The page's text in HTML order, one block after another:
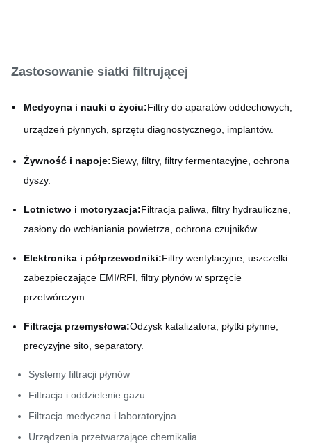
Zastosowanie siatki filtrującej
Medycyna i nauki o życiu:Filtry do aparatów oddechowych,
urządzeń płynnych, sprzętu diagnostycznego, implantów.
Żywność i napoje:Siewy, filtry, filtry fermentacyjne, ochrona
dyszy.
Lotnictwo i motoryzacja:Filtracja paliwa, filtry hydrauliczne,
zasłony do wchłaniania powietrza, ochrona czujników.
Elektronika i półprzewodniki:Filtry wentylacyjne, uszczelki
zabezpieczające EMI/RFI, filtry płynów w sprzęcie
przetwórczym.
Filtracja przemysłowa:Odzysk katalizatora, płytki płynne,
precyzyjne sito, separatory.
Systemy filtracji płynów
Filtracja i oddzielenie gazu
Filtracja medyczna i laboratoryjna
Urządzenia przetwarzające chemikalia